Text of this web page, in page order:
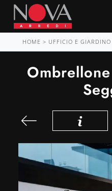
HOME > UFFICIO E GIARDINO